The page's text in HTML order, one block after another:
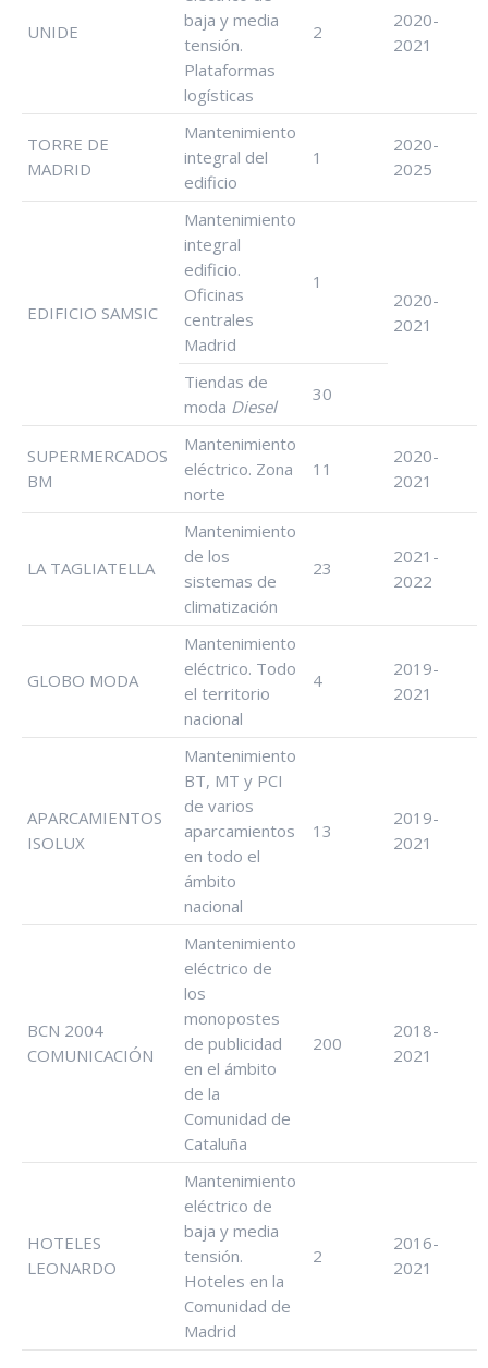
UNIDE
baja y media
tensión.
Plataformas
logísticas
2
2020-
2021
TORRE DE
MADRID
Mantenimiento
integral del
edificio
1
2020-
2025
EDIFICIO SAMSIC
Mantenimiento
integral
edificio.
Oficinas
centrales
Madrid
1
2020-
2021
Tiendas de
moda Diesel
30
SUPERMERCADOS
BM
Mantenimiento
eléctrico. Zona
norte
11
2020-
2021
LA TAGLIATELLA
Mantenimiento
de los
sistemas de
climatización
23
2021-
2022
GLOBO MODA
Mantenimiento
eléctrico. Todo
el territorio
nacional
4
2019-
2021
APARCAMIENTOS
ISOLUX
Mantenimiento
BT, MT y PCI
de varios
aparcamientos
en todo el
ámbito
nacional
13
2019-
2021
BCN 2004
COMUNICACIÓN
Mantenimiento
eléctrico de
los
monopostes
de publicidad
en el ámbito
de la
Comunidad de
Cataluña
200
2018-
2021
HOTELES
LEONARDO
Mantenimiento
eléctrico de
baja y media
tensión.
Hoteles en la
Comunidad de
Madrid
2
2016-
2021